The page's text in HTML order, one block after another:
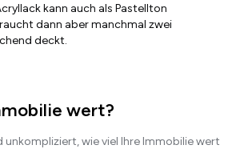
kann auch als Pastellton
dann aber manchmal zwei
deckt.
wert?
unkompliziert, wie viel Ihre Immobilie wert